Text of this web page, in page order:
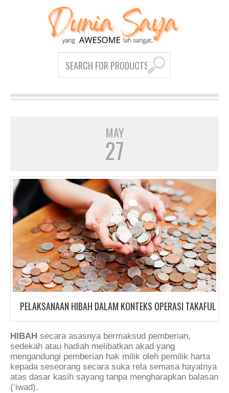
MAY
27
PELAKSANAAN HIBAH DALAM KONTEKS OPERASI TAKAFUL
HIBAH secara asasnya bermaksud pemberian,
sedekah atau hadiah melibatkan akad yang
mengandungi pemberian hak milik oleh pemilik harta
kepada seseorang secara suka rela semasa hayatnya
atas dasar kasih sayang tanpa mengharapkan balasan
(‘iwad).